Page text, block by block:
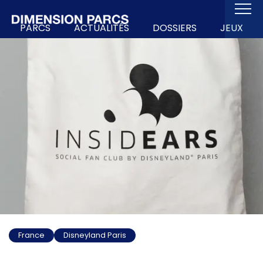
PARCS ACTUALITÉS DOSSIERS JEUX
France Disneyland Paris